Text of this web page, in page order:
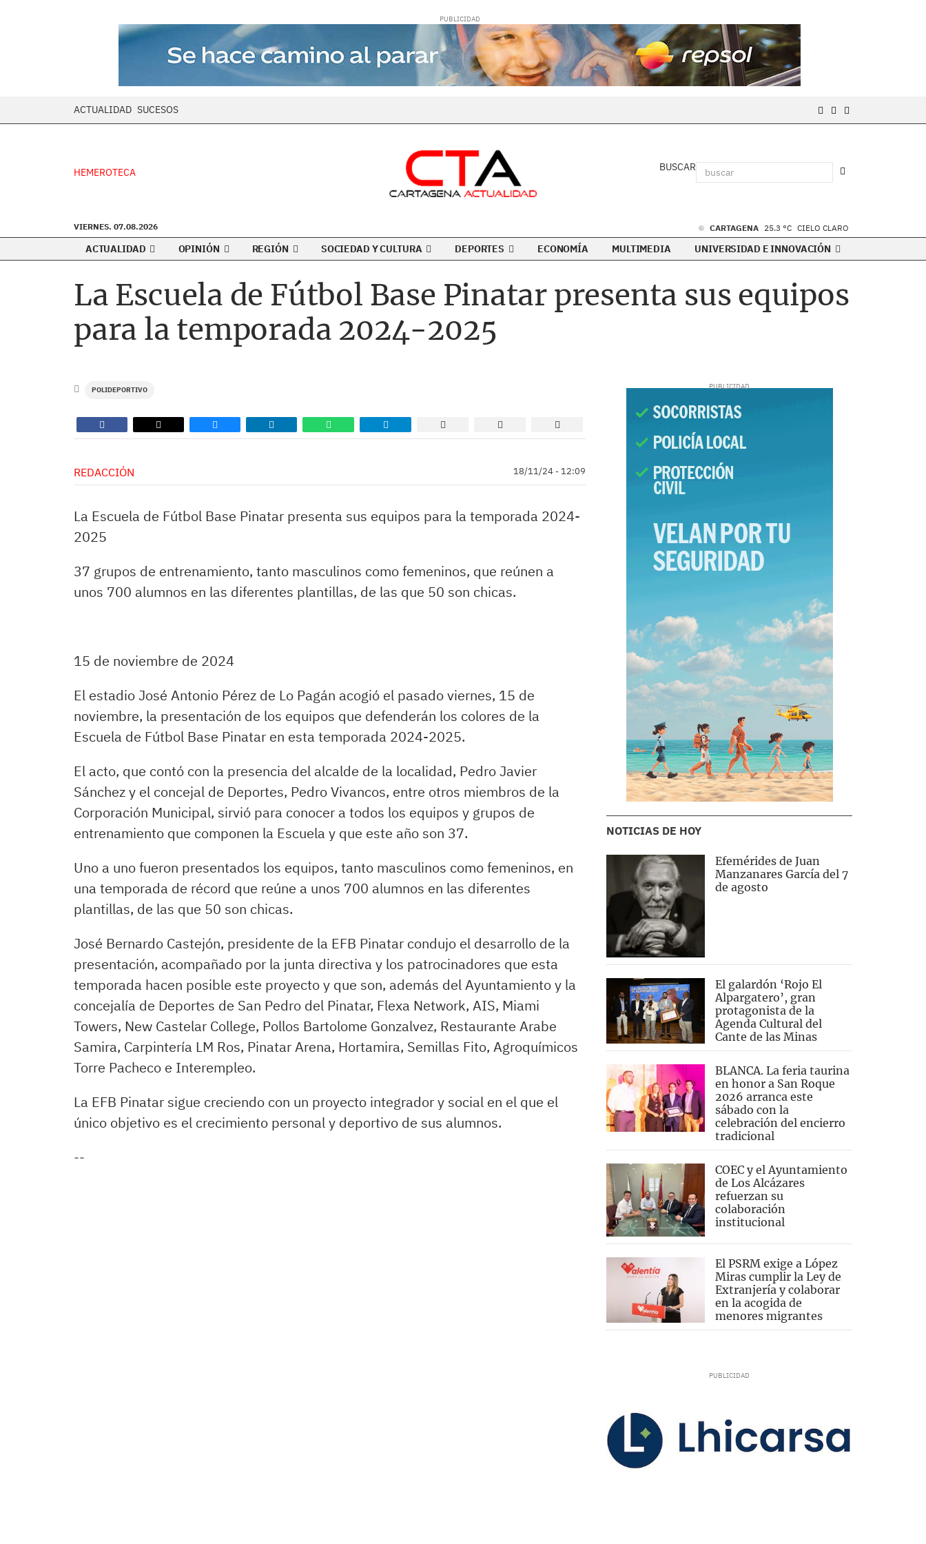
ACTUALIDAD SUCESOS
HEMEROTECA BUSCAR
VIERNES. 07.08.2026 CARTAGENA 25.3 °C CIELO CLARO
ACTUALIDAD OPINIÓN REGIÓN SOCIEDAD Y CULTURA DEPORTES ECONOMÍA MULTIMEDIA UNIVERSIDAD E INNOVACIÓN
La Escuela de Fútbol Base Pinatar presenta sus equipos
para la temporada 2024-2025
POLIDEPORTIVO
REDACCIÓN 18/11/24 - 12:09
La Escuela de Fútbol Base Pinatar presenta sus equipos para la temporada 2024-
2025
37 grupos de entrenamiento, tanto masculinos como femeninos, que reúnen a
unos 700 alumnos en las diferentes plantillas, de las que 50 son chicas.
15 de noviembre de 2024
El estadio José Antonio Pérez de Lo Pagán acogió el pasado viernes, 15 de
noviembre, la presentación de los equipos que defenderán los colores de la
Escuela de Fútbol Base Pinatar en esta temporada 2024-2025.
El acto, que contó con la presencia del alcalde de la localidad, Pedro Javier
Sánchez y el concejal de Deportes, Pedro Vivancos, entre otros miembros de la
Corporación Municipal, sirvió para conocer a todos los equipos y grupos de
entrenamiento que componen la Escuela y que este año son 37.
Uno a uno fueron presentados los equipos, tanto masculinos como femeninos, en
una temporada de récord que reúne a unos 700 alumnos en las diferentes
plantillas, de las que 50 son chicas.
José Bernardo Castejón, presidente de la EFB Pinatar condujo el desarrollo de la
presentación, acompañado por la junta directiva y los patrocinadores que esta
temporada hacen posible este proyecto y que son, además del Ayuntamiento y la
concejalía de Deportes de San Pedro del Pinatar, Flexa Network, AIS, Miami
Towers, New Castelar College, Pollos Bartolome Gonzalvez, Restaurante Arabe
Samira, Carpintería LM Ros, Pinatar Arena, Hortamira, Semillas Fito, Agroquímicos
Torre Pacheco e Interempleo.
La EFB Pinatar sigue creciendo con un proyecto integrador y social en el que el
único objetivo es el crecimiento personal y deportivo de sus alumnos.
--
NOTICIAS DE HOY
Efemérides de Juan
Manzanares García del 7
de agosto
El galardón ‘Rojo El
Alpargatero’, gran
protagonista de la
Agenda Cultural del
Cante de las Minas
BLANCA. La feria taurina
en honor a San Roque
2026 arranca este
sábado con la
celebración del encierro
tradicional
COEC y el Ayuntamiento
de Los Alcázares
refuerzan su
colaboración
institucional
El PSRM exige a López
Miras cumplir la Ley de
Extranjería y colaborar
en la acogida de
menores migrantes